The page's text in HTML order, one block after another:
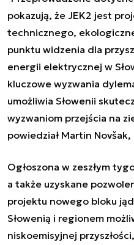
pokazują, że JEK2 jest
technicznego,
punktu widzenia dla
energii elektrycznej w
kluczowe wyzwania
umożliwia Słowenii
wyzwaniom przejścia na
powiedział Martin
Ogłoszona w zeszłym
a także uzyskane
projektu nowego bloku
Słowenią i regionem
niskoemisyjnej